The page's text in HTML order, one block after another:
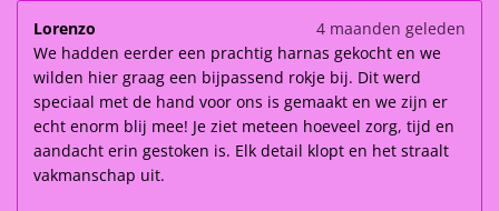
Lorenzo
4 maanden geleden
We hadden eerder een prachtig harnas gekocht en we
wilden hier graag een bijpassend rokje bij. Dit werd
speciaal met de hand voor ons is gemaakt en we zijn er
echt enorm blij mee! Je ziet meteen hoeveel zorg, tijd en
aandacht erin gestoken is. Elk detail klopt en het straalt
vakmanschap uit.